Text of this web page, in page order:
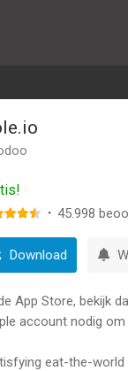
· 45.998
Download
App Store, bekijk
account nodig om
eat-the-